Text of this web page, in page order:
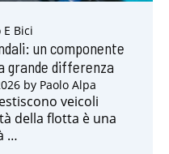
Bici
un componente
grande differenza
by Paolo Alpa
veicoli
della flotta è una
…